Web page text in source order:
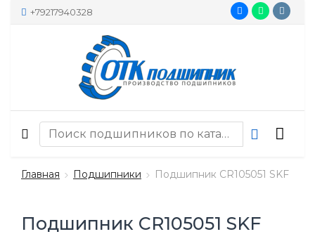
+79217940328
Главная Подшипники Подшипник CR105051 SKF
Подшипник CR105051 SKF